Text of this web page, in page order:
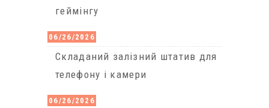
геймінгу
06/26/2026
Cкладаний залізний штатив для
телефону і камери
06/26/2026